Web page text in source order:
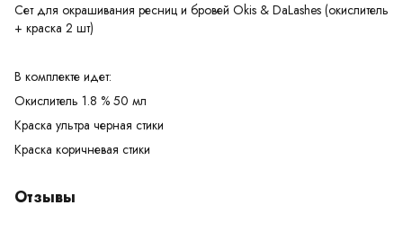
Сет для окрашивания ресниц и бровей Okis & DaLashes (окислитель
+ краска 2 шт)
В комплекте идет:
Окислитель 1.8 % 50 мл
Краска ультра черная стики
Краска коричневая стики
Отзывы